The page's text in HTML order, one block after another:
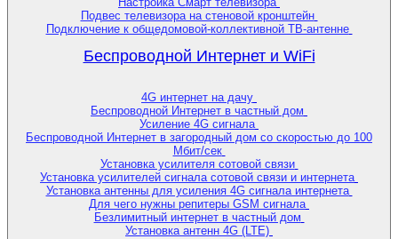
Подвес телевизора на стеновой кронштейн
Подключение к общедомовой-коллективной ТВ-антенне
Беспроводной Интернет и WiFi
4G интернет на дачу
Беспроводной Интернет в частный дом
Усиление 4G сигнала
Беспроводной Интернет в загородный дом со скоростью до 100
Мбит/сек
Установка усилителя сотовой связи
Установка усилителей сигнала сотовой связи и интернета
Установка антенны для усиления 4G сигнала интернета
Для чего нужны репитеры GSM сигнала
Безлимитный интернет в частный дом
Установка антенн 4G (LTE)